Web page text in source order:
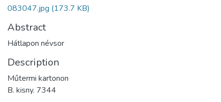
083047.jpg (173.7 KB)
Abstract
Hátlapon névsor
Description
Műtermi kartonon
B. kisny. 7344